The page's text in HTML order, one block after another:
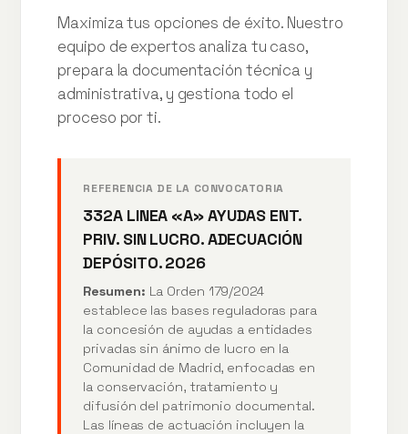
Maximiza tus opciones de éxito. Nuestro
equipo de expertos analiza tu caso,
prepara la documentación técnica y
administrativa, y gestiona todo el
proceso por ti.
REFERENCIA DE LA CONVOCATORIA
332A LINEA «A» AYUDAS ENT.
PRIV. SIN LUCRO. ADECUACIÓN
DEPÓSITO. 2026
Resumen: La Orden 179/2024
establece las bases reguladoras para
la concesión de ayudas a entidades
privadas sin ánimo de lucro en la
Comunidad de Madrid, enfocadas en
la conservación, tratamiento y
difusión del patrimonio documental.
Las líneas de actuación incluyen la